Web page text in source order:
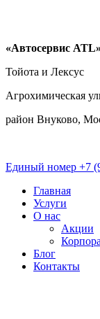
«Автосервис ATL»
Тойота и Лексус
Агрохимическая
район Внуково,
Единый номер +7
Главная
Услуги
О нас
Акции
Блог
Контакты